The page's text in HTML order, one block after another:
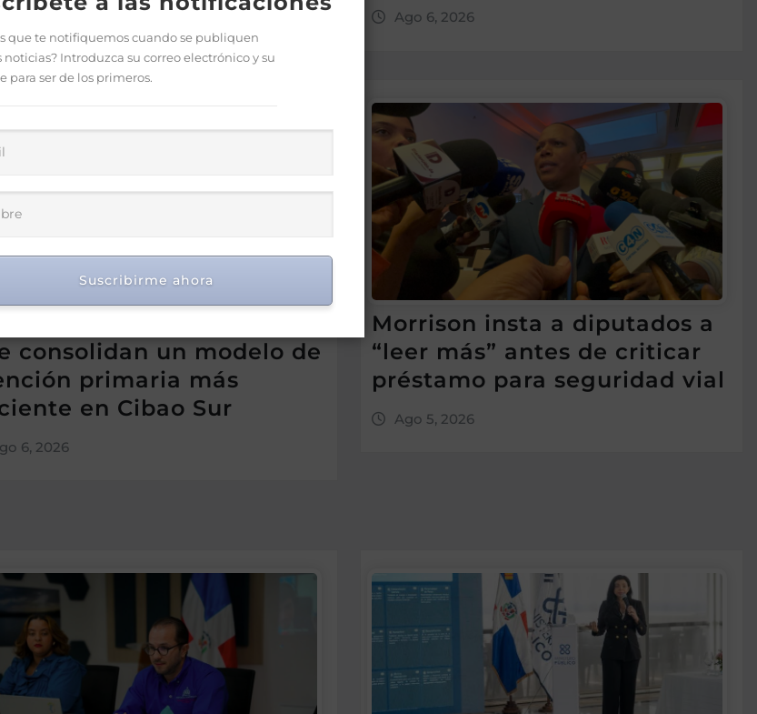
Ago 6, 2026
consolidan un modelo de
primaria más
en Cibao Sur
6, 2026
Morrison insta a diputados a
“leer más” antes de criticar
préstamo para seguridad vial
Ago 5, 2026
que te notifiquemos cuando se publiquen
noticias? Introduzca su correo electrónico y su
para ser de los primeros.
Suscribirme ahora